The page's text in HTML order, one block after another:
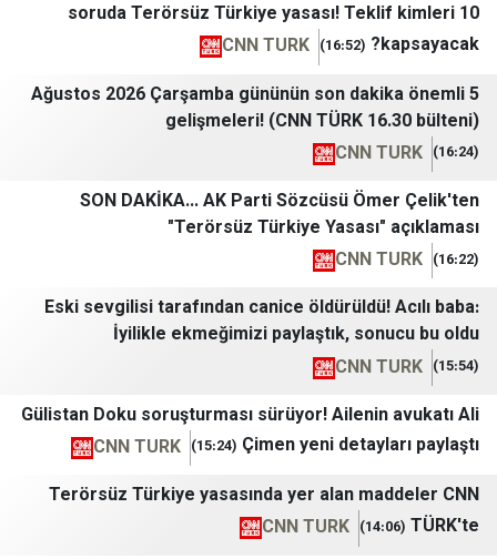
10 soruda Terörsüz Türkiye yasası!
(16:52)
CNN TURK
5 Ağustos 2026 Çarşamba gününün son
gelişmeleri! (CNN TÜRK
CNN
SON DAKİKA... AK Parti Sözcüsü
"Terörsüz Türkiye Yasası"
CNN
Eski sevgilisi tarafından canice öldürüldü!
İyilikle ekmeğimizi paylaştık,
CNN
Gülistan Doku soruşturması sürüyor!
Çimen yeni
(15:24)
CNN TURK
Terörsüz Türkiye yasasında yer alan
CNN TURK